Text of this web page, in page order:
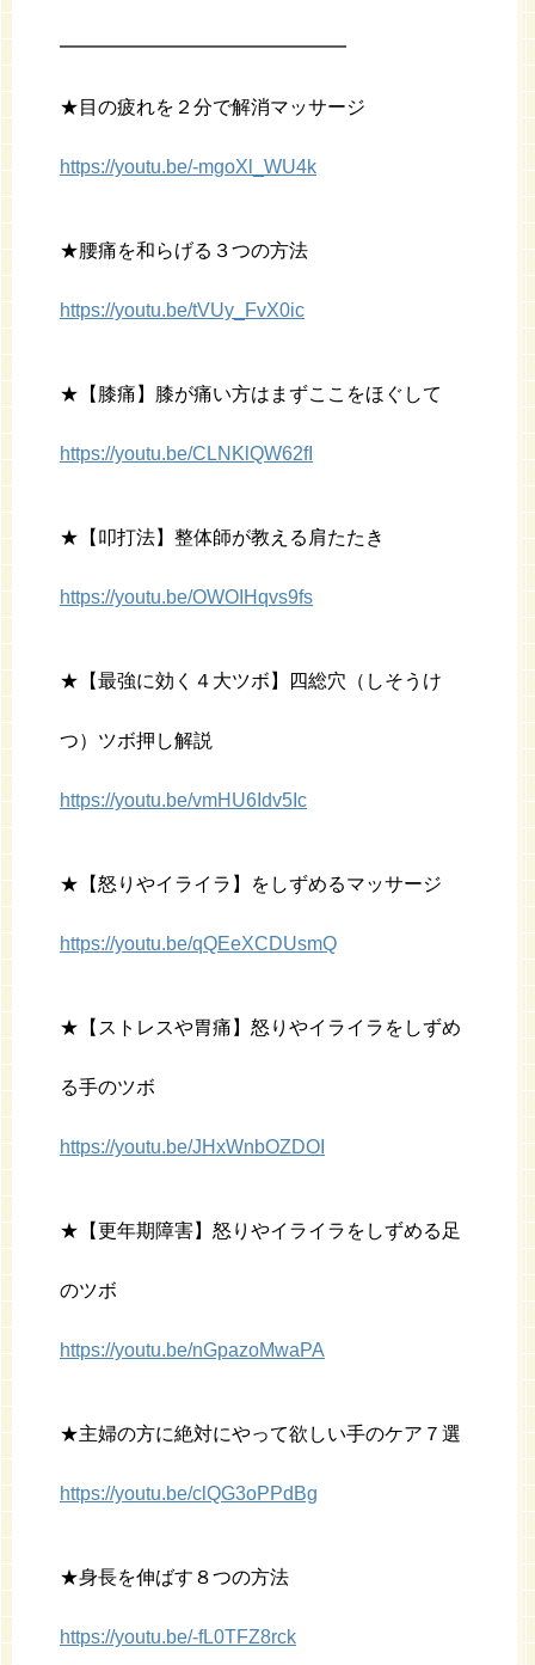
━━━━━━━━━━━━━━━
★目の疲れを２分で解消マッサージ
https://youtu.be/-mgoXl_WU4k
★腰痛を和らげる３つの方法
https://youtu.be/tVUy_FvX0ic
★【膝痛】膝が痛い方はまずここをほぐして
https://youtu.be/CLNKlQW62fI
★【叩打法】整体師が教える肩たたき
https://youtu.be/OWOIHqvs9fs
★【最強に効く４大ツボ】四総穴（しそうけ
つ）ツボ押し解説
https://youtu.be/vmHU6Idv5Ic
★【怒りやイライラ】をしずめるマッサージ
https://youtu.be/qQEeXCDUsmQ
★【ストレスや胃痛】怒りやイライラをしずめ
る手のツボ
https://youtu.be/JHxWnbOZDOI
★【更年期障害】怒りやイライラをしずめる足
のツボ
https://youtu.be/nGpazoMwaPA
★主婦の方に絶対にやって欲しい手のケア７選
https://youtu.be/clQG3oPPdBg
★身長を伸ばす８つの方法
https://youtu.be/-fL0TFZ8rck